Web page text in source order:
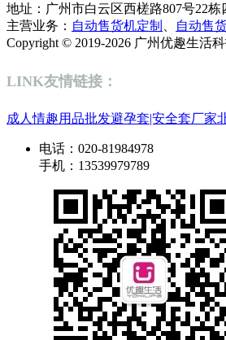
地址：广州市白云区西槎路807号
主营业务： 自动售货机定制 自动售
Copyright © 2019-2026 广州优趣生
LINK友情链接：
成人情趣用品批发避孕套|安全套厂家
电话：020-81984978
手机：13539979789